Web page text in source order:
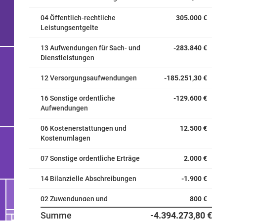
04 Öffentlich-rechtliche
Leistungsentgelte
305.000 €
13 Aufwendungen für Sach- und
Dienstleistungen
-283.840 €
12 Versorgungsaufwendungen -185.251,30 €
16 Sonstige ordentliche
Aufwendungen
-129.600 €
06 Kostenerstattungen und
Kostenumlagen
12.500 €
07 Sonstige ordentliche Erträge 2.000 €
14 Bilanzielle Abschreibungen -1.900 €
02 Zuwendungen und
allgemeine Umlagen
800 €
Summe -4.394.273,80 €